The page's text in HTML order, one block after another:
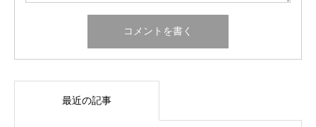
最近の記事